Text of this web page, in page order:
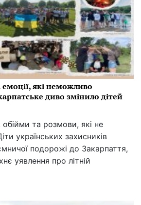
емоції, які неможливо
диво змінило дітей
та розмови, які не
українських захисників
подорожі до Закарпаття,
уявлення про літній